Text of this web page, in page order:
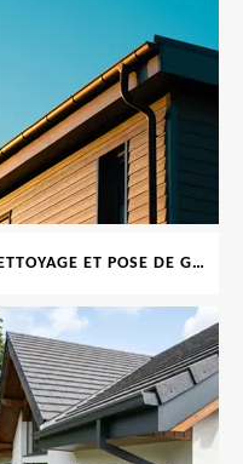
NETTOYAGE ET POSE DE GOUTTIÈRE 69